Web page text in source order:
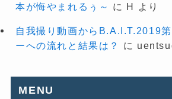
本が悔やまれるぅ～
に H より
自我撮り動画からB.A.I.T.2019第
ーへの流れと結果は？
に
MENU